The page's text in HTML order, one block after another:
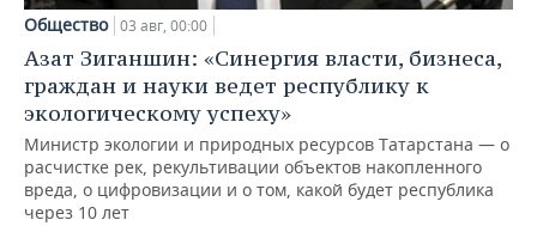
Общество 03 авг, 00:00
Азат Зиганшин: «Синергия власти, бизнеса,
граждан и науки ведет республику к
экологическому успеху»
Министр экологии и природных ресурсов Татарстана — о
расчистке рек, рекультивации объектов накопленного
вреда, о цифровизации и о том, какой будет республика
через 10 лет